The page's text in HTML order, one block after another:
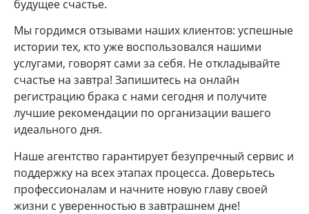
будущее счастье.
Мы гордимся отзывами наших клиентов: успешные
истории тех, кто уже воспользовался нашими
услугами, говорят сами за себя. Не откладывайте
счастье на завтра! Запишитесь на онлайн
регистрацию брака с нами сегодня и получите
лучшие рекомендации по организации вашего
идеального дня.
Наше агентство гарантирует безупречный сервис и
поддержку на всех этапах процесса. Доверьтесь
профессионалам и начните новую главу своей
жизни с уверенностью в завтрашнем дне!